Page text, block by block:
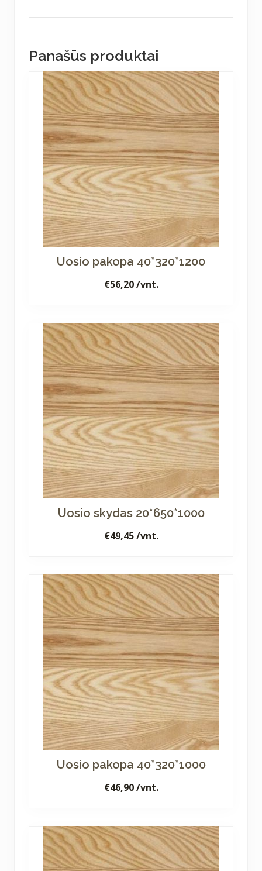
Panašūs produktai
Uosio pakopa 40*320*1200
€56,20 /vnt.
Uosio skydas 20*650*1000
€49,45 /vnt.
Uosio pakopa 40*320*1000
€46,90 /vnt.